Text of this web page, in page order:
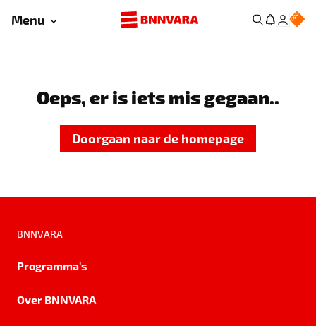
Menu
Oeps, er is iets mis gegaan..
Doorgaan naar de homepage
BNNVARA
Programma's
Over BNNVARA